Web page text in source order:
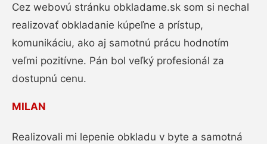
Cez webovú stránku obkladame.sk som si nechal
realizovať obkladanie kúpeľne a prístup,
komunikáciu, ako aj samotnú prácu hodnotím
veľmi pozitívne. Pán bol veľký profesionál za
dostupnú cenu.
MILAN
Realizovali mi lepenie obkladu v byte a samotná